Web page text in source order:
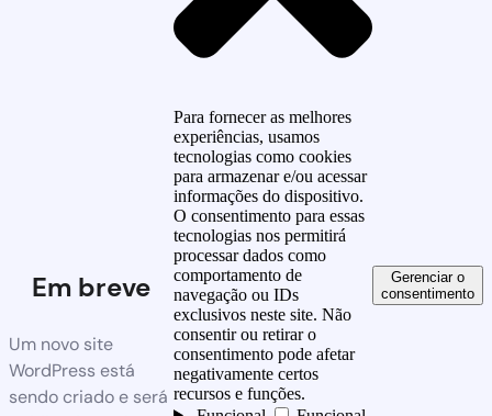
Em breve
Um novo site
WordPress está
sendo criado e será
Para fornecer as melhores
experiências, usamos
tecnologias como cookies
para armazenar e/ou acessar
informações do dispositivo.
O consentimento para essas
tecnologias nos permitirá
processar dados como
comportamento de
navegação ou IDs
exclusivos neste site. Não
consentir ou retirar o
consentimento pode afetar
negativamente certos
recursos e funções.
Gerenciar o
consentimento